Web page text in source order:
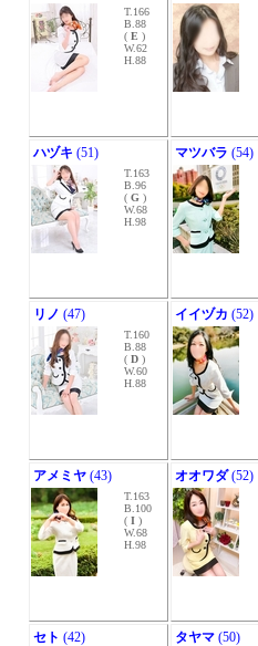
T.166
B.88
( E )
W.62
H.88
ハヅキ (51)
T.163
B.96
( G )
W.68
H.98
マツバラ (54)
リノ (47)
T.160
B.88
( D )
W.60
H.88
イイヅカ (52)
アメミヤ (43)
T.163
B.100
( I )
W.68
H.98
オオワダ(52)
セト (42) タヤマ (50)